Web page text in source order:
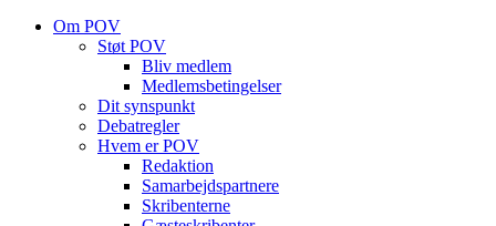
Om POV
Støt POV
Bliv medlem
Medlems­betingelser
Dit synspunkt
Debatregler
Hvem er POV
Redaktion
Samarbejdspartnere
Skribenterne